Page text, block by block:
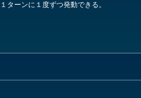
ーンに１度ずつ発動できる。